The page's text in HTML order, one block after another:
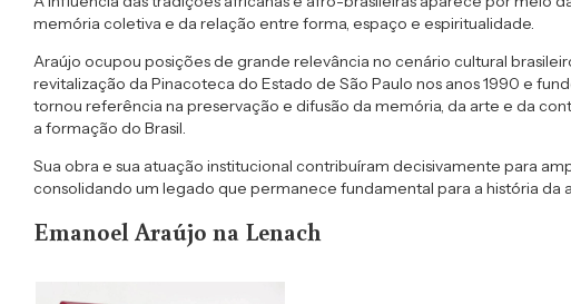
memória coletiva e da relação entre forma, espaço e espiritualidade.
Araújo ocupou posições de grande relevância no cenário cultural
revitalização da Pinacoteca do Estado de São Paulo nos anos 1990 e
tornou referência na preservação e difusão da memória, da arte e da
a formação do Brasil.
Sua obra e sua atuação institucional contribuíram decisivamente para
consolidando um legado que permanece fundamental para a história da
Emanoel Araújo na Lenach